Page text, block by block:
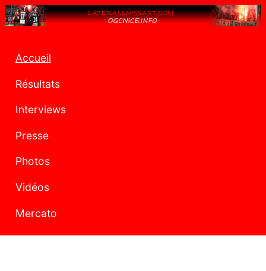
Accueil
Résultats
Interviews
Presse
Photos
Vidéos
Mercato